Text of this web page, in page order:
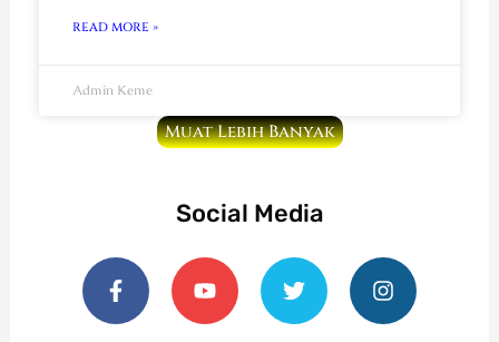
READ MORE »
Admin Keme
Muat Lebih Banyak
Social Media
F
a
c
e
Y
o
u
t
T
w
i
t
I
n
s
t